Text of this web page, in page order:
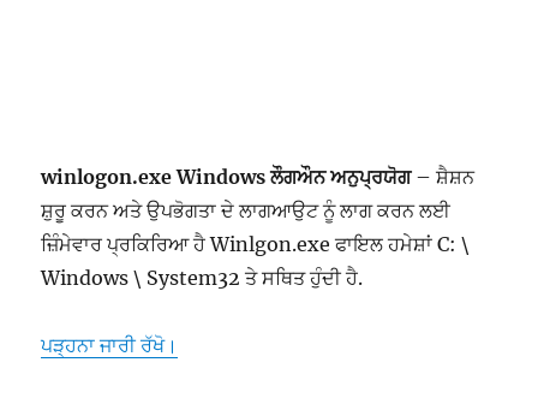
winlogon.exe Windows ਲੌਗਔਨ ਅਨੁਪ੍ਰਯੋਗ– ਸ਼ੈਸ਼ਨ
ਸ਼ੁਰੂ ਕਰਨ ਅਤੇ ਉਪਭੋਗਤਾ ਦੇ ਲਾਗਆਉਟ ਨੂੰ ਲਾਗ ਕਰਨ ਲਈ
ਜ਼ਿੰਮੇਵਾਰ ਪ੍ਰਕਿਰਿਆ ਹੈ Winlgon.exe ਫਾਇਲ ਹਮੇਸ਼ਾਂ C: \
Windows \ System32 ਤੇ ਸਥਿਤ ਹੁੰਦੀ ਹੈ.
“winlogon.exe Windows ਲੌਗਔਨ ਅਨੁਪ੍ਰਯੋਗ”
ਪੜ੍ਹਨਾ ਜਾਰੀ ਰੱਖੋ।